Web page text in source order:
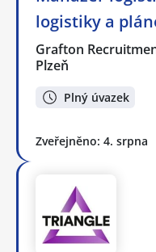
logistiky a
Grafton
Plzeň
Plný úvazek
Zveřejněno: 4. srpna